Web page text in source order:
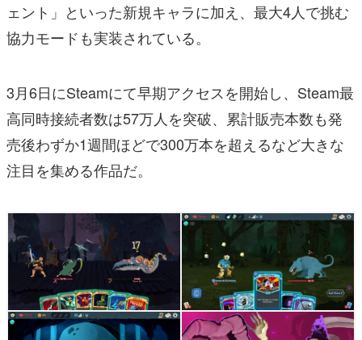
ェント」といった新規キャラに加え、最大4人で挑む
協力モードも実装されている。
3月6日にSteamにて早期アクセスを開始し、Steam最
高同時接続者数は57万人を突破、累計販売本数も発
売後わずか1週間ほどで300万本を超えるなど大きな
注目を集める作品だ。